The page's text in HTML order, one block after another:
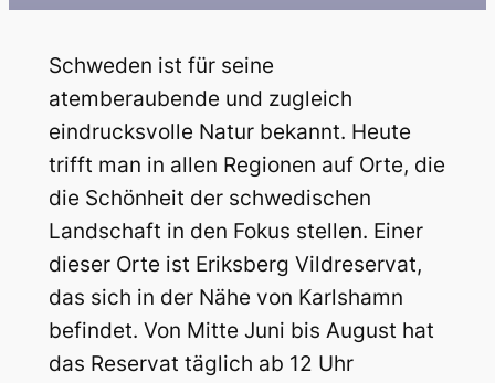
Schweden ist für seine
atemberaubende und zugleich
eindrucksvolle Natur bekannt. Heute
trifft man in allen Regionen auf Orte, die
die Schönheit der schwedischen
Landschaft in den Fokus stellen. Einer
dieser Orte ist Eriksberg Vildreservat,
das sich in der Nähe von Karlshamn
befindet. Von Mitte Juni bis August hat
das Reservat täglich ab 12 Uhr